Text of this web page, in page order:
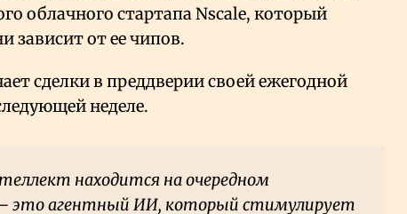
облачного стартапа Nscale, который
зависит от ее чипов.
сделки в преддверии своей ежегодной
неделе.
находится на очередном
это агентный ИИ, который стимулирует